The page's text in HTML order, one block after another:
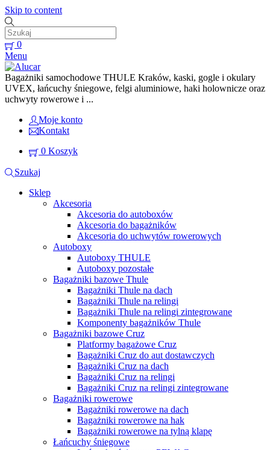
Skip to content
0
Menu
Bagażniki samochodowe THULE Kraków, kaski, gogle i okulary
UVEX, łańcuchy śniegowe, felgi aluminiowe, haki holownicze oraz
uchwyty rowerowe i ...
Moje konto
Kontakt
0 Koszyk
Szukaj
Sklep
Akcesoria
Akcesoria do autoboxów
Akcesoria do bagażników
Akcesoria do uchwytów rowerowych
Autoboxy
Autoboxy THULE
Autoboxy pozostałe
Bagażniki bazowe Thule
Bagażniki Thule na dach
Bagażniki Thule na relingi
Bagażniki Thule na relingi zintegrowane
Komponenty bagażników Thule
Bagażniki bazowe Cruz
Platformy bagażowe Cruz
Bagażniki Cruz do aut dostawczych
Bagażniki Cruz na dach
Bagażniki Cruz na relingi
Bagażniki Cruz na relingi zintegrowane
Bagażniki rowerowe
Bagażniki rowerowe na dach
Bagażniki rowerowe na hak
Bagażniki rowerowe na tylną klapę
Łańcuchy śniegowe